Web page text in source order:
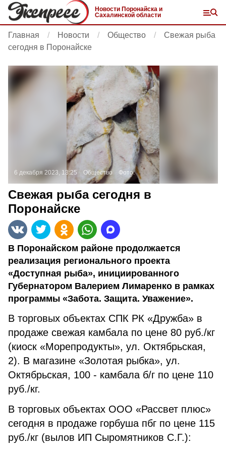
Новости Поронайска и
Сахалинской области
Главная Новости Общество
Свежая рыба
сегодня в Поронайске
6 декабря 2023, 13:25 Общество Фото:
Свежая рыба сегодня в
Поронайске
В Поронайском районе продолжается
реализация регионального проекта
«Доступная рыба», инициированного
Губернатором Валерием Лимаренко в рамках
программы «Забота. Защита. Уважение».
В торговых объектах СПК РК «Дружба» в
продаже свежая камбала по цене 80 руб./кг
(киоск «Морепродукты», ул. Октябрьская,
2). В магазине «Золотая рыбка», ул.
Октябрьская, 100 - камбала б/г по цене 110
руб./кг.
В торговых объектах ООО «Рассвет плюс»
сегодня в продаже горбуша пбг по цене 115
руб./кг (вылов ИП Сыромятников С.Г.):